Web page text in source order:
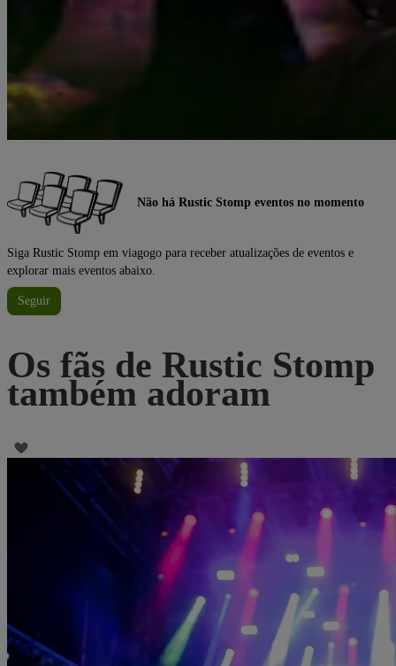
Não há Rustic Stomp eventos no momento
Siga Rustic Stomp em viagogo para receber atualizações de eventos e
explorar mais eventos abaixo.
Seguir
Os fãs de Rustic Stomp
também adoram